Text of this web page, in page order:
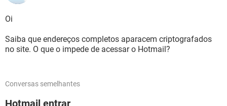
Oi
Saiba que endereços completos aparacem criptografados
no site. O que o impede de acessar o Hotmail?
Conversas semelhantes
Hotmail entrar